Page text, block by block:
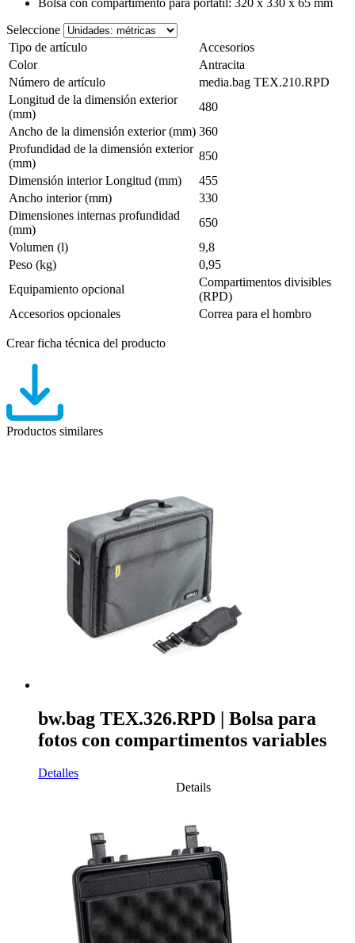
Seleccione
Tipo de artículo
Accesorios
Color
Antracita
Número de artículo
media.bag TEX.210.RPD
Longitud de la dimensión exterior
(mm)
480
Ancho de la dimensión exterior (mm) 360
Profundidad de la dimensión exterior
(mm)
850
Dimensión interior Longitud (mm)
455
Ancho interior (mm)
330
Dimensiones internas profundidad
(mm)
650
Volumen (l)
9,8
Peso (kg)
0,95
Equipamiento opcional
Compartimentos divisibles
(RPD)
Accesorios opcionales
Correa para el hombro
Crear ficha técnica del producto
Productos similares
bw.bag TEX.326.RPD | Bolsa para
fotos con compartimentos variables
Detalles
Details